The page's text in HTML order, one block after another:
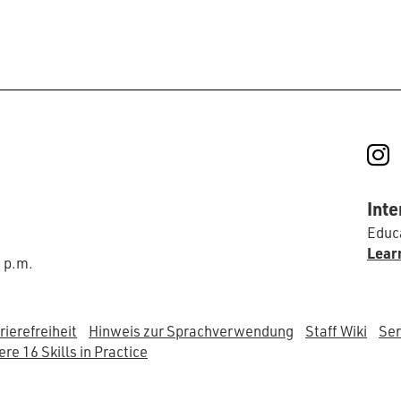
Hinweis zur Sprachverwendung Staff Wiki
16 Skills in Practice